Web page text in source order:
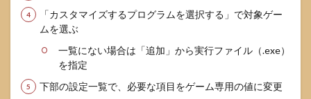
は、
どの
を見
直せ
ば良
いで
「カスタマイズするプログラムを選択する」で対象ゲー
ムを選ぶ
一覧にない場合は「追加」から実行ファイル（.exe）
を指定
下部の設定一覧で、必要な項目をゲーム専用の値に変更